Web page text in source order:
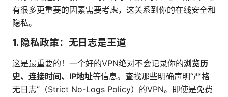
有很多更重要的因素需要考虑，这关系到你的在线安全和
隐私。
1. 隐私政策：无日志是王道
这是最重要的！一个好的VPN绝对不会记录你的浏览历
史、连接时间、IP地址等信息。查找那些明确声明“严格
无日志”（Strict No-Logs Policy）的VPN。即使是免费